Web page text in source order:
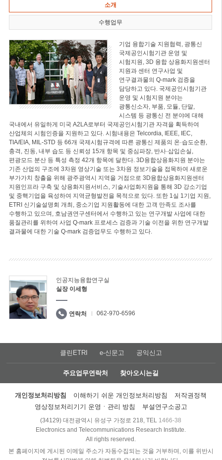
소개
수행업무
기업 융합기술 지원협력, 광통신
국제공인시험기관 운영 및
시험지원, 3D 융합 상용화지원센터
지원과 센터 연구사업 및
연구결과물의 Q-mark 검증을
담당하고 있다. 국제공인시험기관
운영 및 시험지원 분야는
광통신소자, 부품, 모듈, 단말,
시스템 등 광통신 전 분야에 대해
국내에서 유일하게 미국 A2LA로부터 국제공인시험기관 자격을 획득하여
산업체의 시험인증을 지원하고 있다. 시험내용은 Telcordia, IEEE, IEC,
TIA/EIA, MIL-STD 등 66개 국제시험규격에 따른 광통신 제품의 온·습도순환,
충격, 진동, 내부 습도 등 신뢰성 15개 항목 및 중심파장, 반사·삽입손실,
편광모드 분산 등 특성 측정 42개 항목에 달한다. 3D융합상용화지원 분야는
기존 산업의 구조에 3차원 영상기술 또는 3차원 정보기술을 접목하여 새로운
부가가치 창출을 위해 광주광역시 지역을 거점으로 3D융합상용화지원센터
지원인프라 구축 및 상용화지원서비스, 기술사업화지원을 통해 3D 강소기업
및 중핵기업을 육성하여 지역균형발전을 목적으로 있다. 또한 1실 1기업 지원,
ETRI 신기술설명회 개최, 중소기업 지원활동에 대한 고객 만족도 조사를
수행하고 있으며, 호남권연구센터에서 수행하고 있는 연구개발 사업에 대한
품질관리를 위하여 사업 Q-mark 프로세스 검증과 기술 이전을 위한 연구개발
결과물에 대한 기술 Q-mark 검증업무도 수행하고 있다.
인공지능융합연구실
실장 이세형
연락처 062-970-6596
클린ETRI e-신문고 공익신고
주요업무연락처 찾아오시는길
개인정보처리방침 이해하기 쉬운 개인정보처리방침
저작권정책
영상정보처리기기 운영ㆍ관리 방침
부설연구소공고
(34129) 대전광역시 유성구 가정로 218, TEL 1466-38
Electronics and Telecommunications Research Institute.
All rights reserved.
본 홈페이지에 게시된 이메일 주소가 자동수집되는 것을 거부하며, 이를 위반시